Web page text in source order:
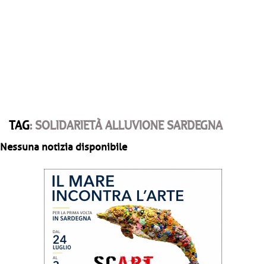
TAG: SOLIDARIETÀ ALLUVIONE SARDEGNA
Nessuna notizia disponibile